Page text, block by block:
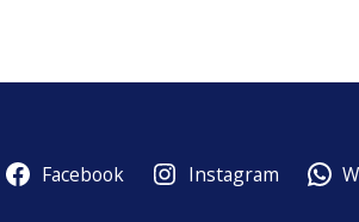
Facebook Instagram